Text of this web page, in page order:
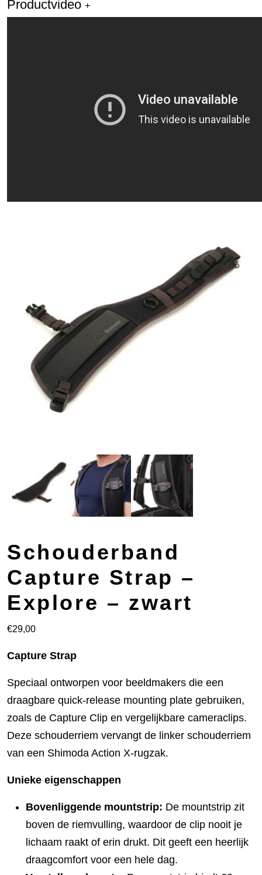
Productvideo +
Schouderband
Capture Strap –
Explore – zwart
€29,00
Capture Strap
Speciaal ontworpen voor beeldmakers die een
draagbare quick-release mounting plate gebruiken,
zoals de Capture Clip en vergelijkbare cameraclips.
Deze schouderriem vervangt de linker schouderriem
van een Shimoda Action X‑rugzak.
Unieke eigenschappen
Bovenliggende mountstrip: De mountstrip zit
boven de riemvulling, waardoor de clip nooit je
lichaam raakt of erin drukt. Dit geeft een heerlijk
draagcomfort voor een hele dag.